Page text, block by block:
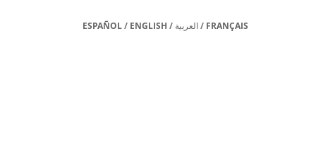
ESPAÑOL/ ENGLISH / العربية/ FRANÇAIS